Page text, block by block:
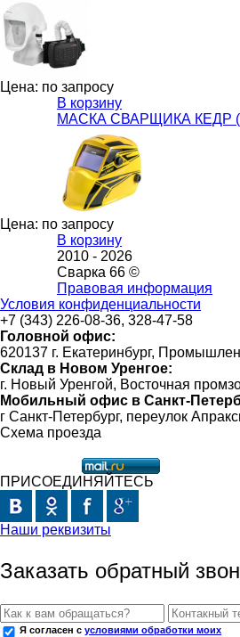
Цена: по запросу
В корзину
МАСКА СВАРЩИКА КЕДР
Цена: по запросу
В корзину
2010 - 2026
Сварка 66 ©
Правовая информация
Условия конфиденциальности
+7 (343) 226-08-36, 328-47-58
Головной офис:
620137 г. Екатеринбург,
Склад в Новом Уренгое:
г. Новый Уренгой, Восточная
Мобильный офис в Санкт-
г Санкт-Петербург, переулок
Схема проезда
ПРИСОЕДИНЯЙТЕСЬ
Наши реквизиты
Заказать обратный
Я согласен с условиями обработки моих